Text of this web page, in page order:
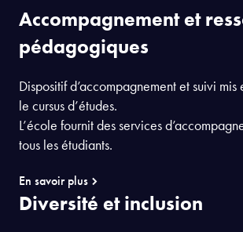
Accompagnement et
pédagogiques
Dispositif d’accompagnement et suivi
le cursus d’études.
L’école fournit des services
tous les étudiants.
En savoir plus
Diversité et inclusion